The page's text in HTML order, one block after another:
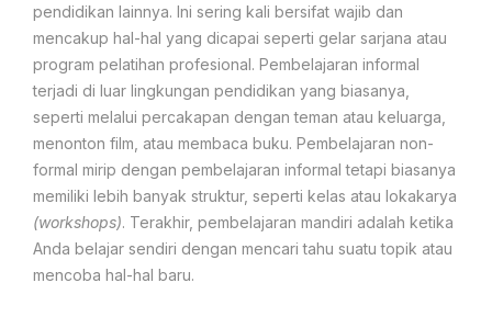
pendidikan lainnya. Ini sering kali bersifat wajib dan
mencakup hal-hal yang dicapai seperti gelar sarjana atau
program pelatihan profesional. Pembelajaran informal
terjadi di luar lingkungan pendidikan yang biasanya,
seperti melalui percakapan dengan teman atau keluarga,
menonton film, atau membaca buku. Pembelajaran non-
formal mirip dengan pembelajaran informal tetapi biasanya
memiliki lebih banyak struktur, seperti kelas atau lokakarya
(workshops). Terakhir, pembelajaran mandiri adalah ketika
Anda belajar sendiri dengan mencari tahu suatu topik atau
mencoba hal-hal baru.